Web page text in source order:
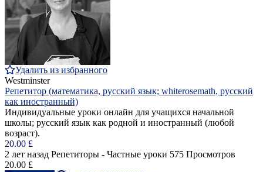
Удалить из избранного
Westminster
Репетитор (математика, русский язык; whiterosemath, русский
как иностранный)
Индивидуальные уроки онлайн для учащихся начальной
школы; русский язык как родной и иностранный (любой
возраст).
20.00 £
2 лет назад Репетиторы - Частные уроки 575 Просмотров
20.00 £